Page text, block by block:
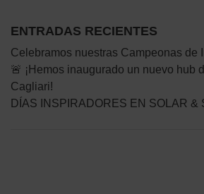
ENTRADAS RECIENTES
Celebramos nuestras Campeonas de
🚨 ¡Hemos inaugurado un nuevo hub
Cagliari!
DÍAS INSPIRADORES EN SOLAR &